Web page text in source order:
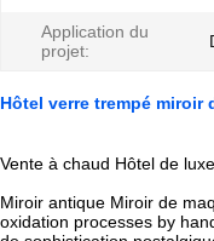
Application du
projet:
Hôtel verre trempé miroir
Vente à chaud Hôtel de
Miroir antique Miroir de
oxidation processes by